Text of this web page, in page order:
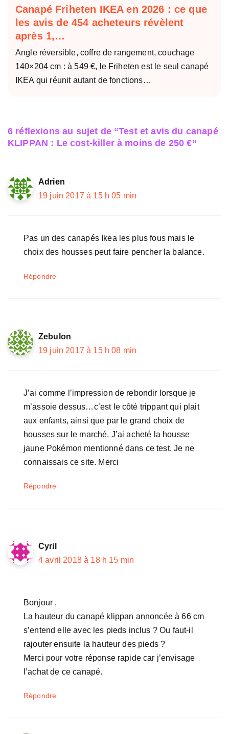
Canapé Friheten IKEA en 2026 : ce que
les avis de 454 acheteurs révèlent
après 1,…
Angle réversible, coffre de rangement, couchage
140×204 cm : à 549 €, le Friheten est le seul canapé
IKEA qui réunit autant de fonctions…
6 réflexions au sujet de “Test et avis du canapé
KLIPPAN : Le cost-killer à moins de 250 €”
Adrien
19 juin 2017 à 15 h 05 min
Pas un des canapés Ikea les plus fous mais le
choix des housses peut faire pencher la balance.
Répondre
Zebulon
19 juin 2017 à 15 h 08 min
J’ai comme l’impression de rebondir lorsque je
m’assoie dessus…c’est le côté trippant qui plait
aux enfants, ainsi que par le grand choix de
housses sur le marché. J’ai acheté la housse
jaune Pokémon mentionné dans ce test. Je ne
connaissais ce site. Merci
Répondre
Cyril
4 avril 2018 à 18 h 15 min
Bonjour ,
La hauteur du canapé klippan annoncée à 66 cm
s’entend elle avec les pieds inclus ? Ou faut-il
rajouter ensuite la hauteur des pieds ?
Merci pour votre réponse rapide car j’envisage
l’achat de ce canapé.
Répondre